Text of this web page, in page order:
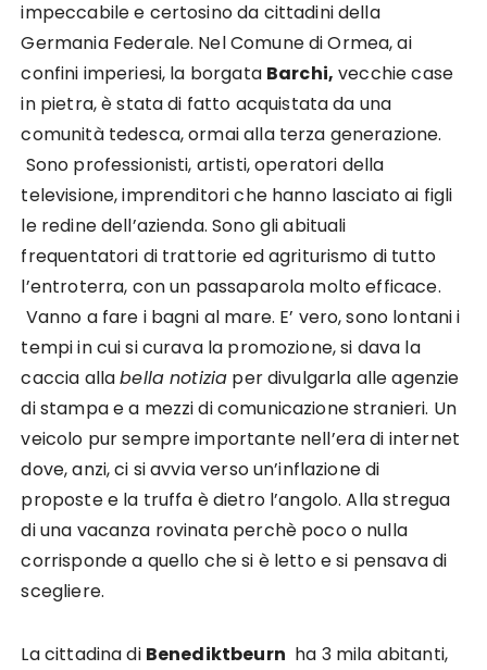
impeccabile e certosino da cittadini della
Germania Federale. Nel Comune di Ormea, ai
confini imperiesi, la borgata Barchi, vecchie case
in pietra, è stata di fatto acquistata da una
comunità tedesca, ormai alla terza generazione.
Sono professionisti, artisti, operatori della
televisione, imprenditori che hanno lasciato ai figli
le redine dell’azienda. Sono gli abituali
frequentatori di trattorie ed agriturismo di tutto
l’entroterra, con un passaparola molto efficace.
Vanno a fare i bagni al mare. E’ vero, sono lontani i
tempi in cui si curava la promozione, si dava la
caccia allabella notizia per divulgarla alle agenzie
di stampa e a mezzi di comunicazione stranieri. Un
veicolo pur sempre importante nell’era di internet
dove, anzi, ci si avvia verso un’inflazione di
proposte e la truffa è dietro l’angolo. Alla stregua
di una vacanza rovinata perchè poco o nulla
corrisponde a quello che si è letto e si pensava di
scegliere.
La cittadina di Benediktbeurn ha 3 mila abitanti,